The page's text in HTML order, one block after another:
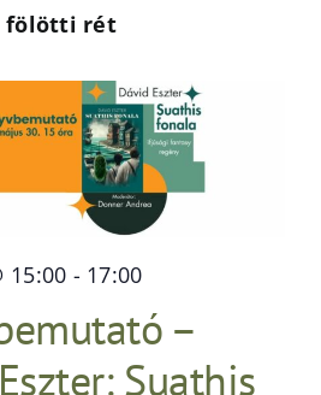
fölötti rét
15:00 - 17:00
–
Suathis